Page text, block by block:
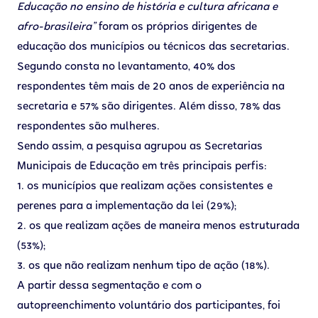
Educação no ensino de história e cultura africana e
afro-brasileira”foram os próprios dirigentes de
educação dos municípios ou técnicos das secretarias.
Segundo consta no levantamento, 40% dos
respondentes têm mais de 20 anos de experiência na
secretaria e 57% são dirigentes. Além disso, 78% das
respondentes são mulheres.
Sendo assim, a pesquisa agrupou as Secretarias
Municipais de Educação em três principais perfis:
1. os municípios que realizam ações consistentes e
perenes para a implementação da lei (29%);
2. os que realizam ações de maneira menos estruturada
(53%);
3. os que não realizam nenhum tipo de ação (18%).
A partir dessa segmentação e com o
autopreenchimento voluntário dos participantes, foi